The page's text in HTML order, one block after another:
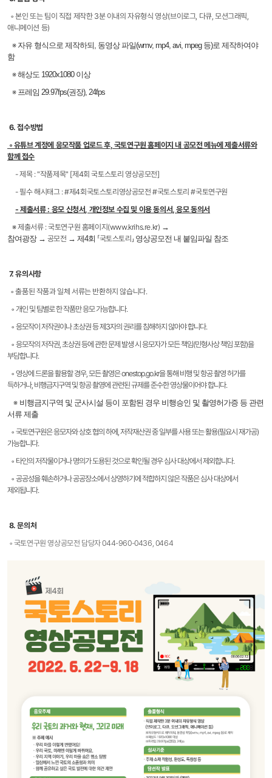
◦ 본인 또는 팀이 직접 제작한 3분 이내의 자유형식 영상(브이로그, 다큐, 모션그래픽,
애니메이션 등)
※ 자유 형식으로 제작하되, 동영상 파일(wmv, mp4, avi, mpeg 등)로 제작하여야
함
※해상도 1920x1080 이상
※ 프레임 29.97fps(권장), 24fps
6. 접수방법
◦ 유튜브 계정에 응모작품 업로드 후, 국토연구원 홈페이지 내 공모전 메뉴에 제출서류와
함께 접수
- 제목 : "작품제목" [제4회 국토스토리 영상공모전]
- 필수 해시태그 : #제4회국토스토리영상공모전 #국토스토리 #국토연구원
- 제출서류 : 응모 신청서, 개인정보 수집 및 이용 동의서, 응모 동의서
※ 제출서류 : 국토연구원 홈페이지(www.krihs.re.kr) →
참여광장 → 공모전 →제4회 「국토스토리」 영상공모전 내 붙임파일 참조
7. 유의사항
◦ 출품된 작품과 일체 서류는 반환하지 않습니다.
◦ 개인 및 팀별로 한 작품만 응모 가능합니다.
◦ 응모작이 저작권이나 초상권 등 제3자의 권리를 침해하지 않아야 합니다.
◦ 응모작의 저작권, 초상권 등에 관한 문제 발생 시 응모자가 모든 책임(민형사상 책임 포함)을
부담합니다.
◦ 영상에 드론을 활용할 경우, 모든 촬영은 onestop.go.kr을 통해 비행 및 항공 촬영 허가를
득하거나, 비행금지구역 및 항공 촬영에 관련된 규제를 준수한 영상물이어야 합니다.
※ 비행금지구역 및 군사시설 등이 포함된 경우 비행승인 및 촬영허가증 등 관련
서류 제출
◦ 국토연구원은 응모자와 상호 협의 하에, 저작재산권 중 일부를 사용 또는 활용(필요시 재가공)
가능합니다.
◦ 타인의 저작물이거나 명의가 도용된 것으로 확인될 경우 심사 대상에서 제외합니다.
◦ 공공성을 훼손하거나 공공장소에서 상영하기에 적합하지 않은 작품은 심사 대상에서
제외됩니다.
8. 문의처
◦ 국토연구원 영상공모전 담당자 044-960-0436, 0464